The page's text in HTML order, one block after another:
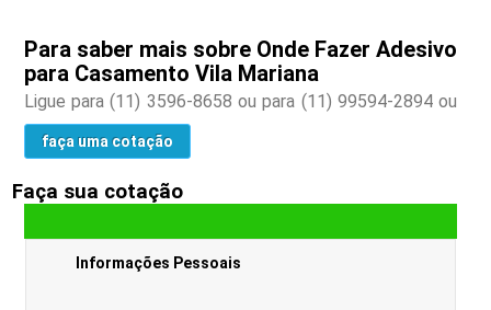
Para saber mais sobre Onde Fazer Adesivo
para Casamento Vila Mariana
Ligue para(11) 3596-8658 ou para (11) 99594-2894ou
faça uma cotação
Faça sua cotação
Informações Pessoais